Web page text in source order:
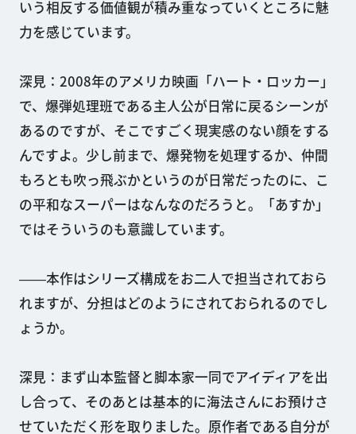
いう相反する価値観が積み重なっていくところに魅
力を感じています。
深見：2008年のアメリカ映画「ハート・ロッカー」
で、爆弾処理班である主人公が日常に戻るシーンが
あるのですが、そこですごく現実感のない顔をする
んですよ。少し前まで、爆発物を処理するか、仲間
もろとも吹っ飛ぶかというのが日常だったのに、こ
の平和なスーパーはなんなのだろうと。「あすか」
ではそういうのも意識しています。
――本作はシリーズ構成をお二人で担当されておら
れますが、分担はどのようにされておられるのでし
ょうか。
深見：まず山本監督と脚本家一同でアイディアを出
し合って、そのあとは基本的に海法さんにお預けさ
せていただく形を取りました。原作者である自分が